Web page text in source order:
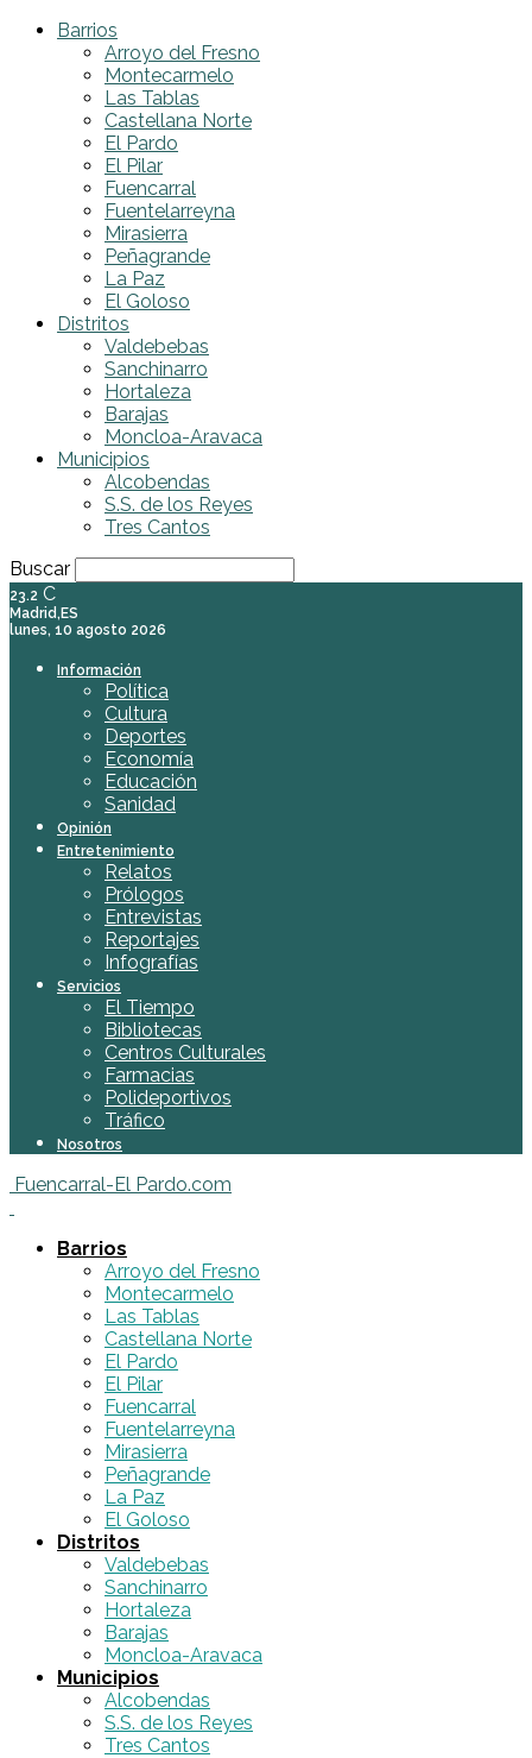
Barrios
Arroyo del Fresno
Montecarmelo
Las Tablas
Castellana Norte
El Pardo
El Pilar
Fuencarral
Fuentelarreyna
Mirasierra
Peñagrande
La Paz
El Goloso
Distritos
Valdebebas
Sanchinarro
Hortaleza
Barajas
Moncloa-Aravaca
Municipios
Alcobendas
S.S. de los Reyes
Tres Cantos
Buscar
23.2 C
Madrid,ES
lunes, 10 agosto 2026
Información
Política
Cultura
Deportes
Economía
Educación
Sanidad
Opinión
Entretenimiento
Relatos
Prólogos
Entrevistas
Reportajes
Infografías
Servicios
El Tiempo
Bibliotecas
Centros Culturales
Farmacias
Polideportivos
Tráfico
Nosotros
Fuencarral-El Pardo.com
Barrios
Arroyo del Fresno
Montecarmelo
Las Tablas
Castellana Norte
El Pardo
El Pilar
Fuencarral
Fuentelarreyna
Mirasierra
Peñagrande
La Paz
El Goloso
Distritos
Valdebebas
Sanchinarro
Hortaleza
Barajas
Moncloa-Aravaca
Municipios
Alcobendas
S.S. de los Reyes
Tres Cantos